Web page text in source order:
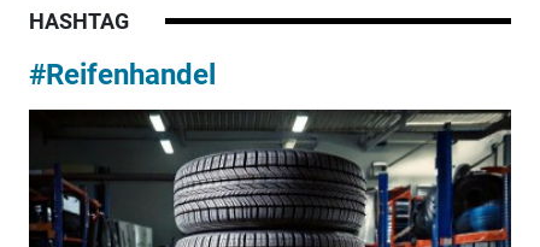
HASHTAG
#Reifenhandel